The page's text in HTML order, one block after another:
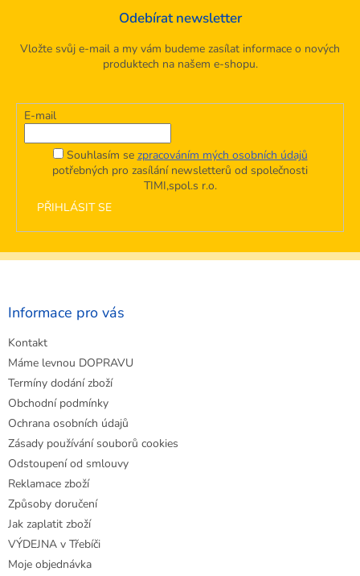
Odebírat newsletter
Vložte svůj e-mail a my vám budeme zasílat informace o nových
produktech na našem e-shopu.
E-mail
Souhlasím se zpracováním mých osobních údajů
potřebných pro zasílání newsletterů od společnosti
TIMI,spol.s r.o.
PŘIHLÁSIT SE
Z
Informace pro vás
Kontakt
Máme levnou DOPRAVU
Termíny dodání zboží
Obchodní podmínky
Ochrana osobních údajů
Zásady používání souborů cookies
Odstoupení od smlouvy
Reklamace zboží
Způsoby doručení
Jak zaplatit zboží
VÝDEJNA v Třebíči
Moje objednávka